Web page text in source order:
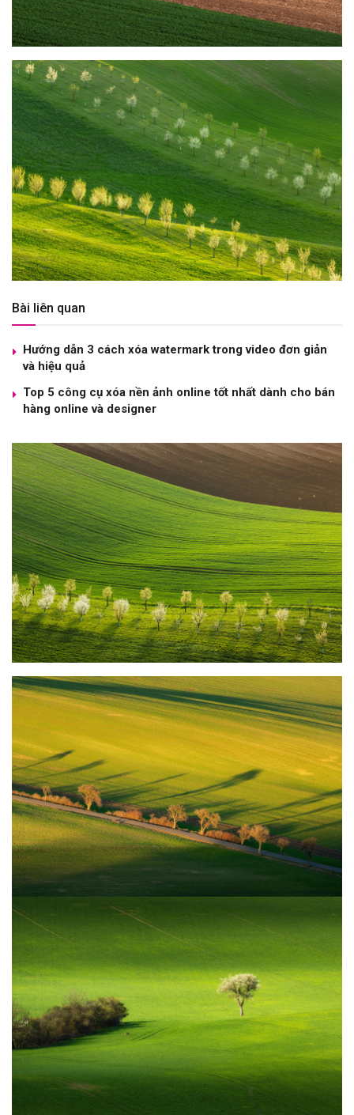
Bài liên quan
Hướng dẫn 3 cách xóa watermark trong video đơn giản
và hiệu quả
Top 5 công cụ xóa nền ảnh online tốt nhất dành cho bán
hàng online và designer